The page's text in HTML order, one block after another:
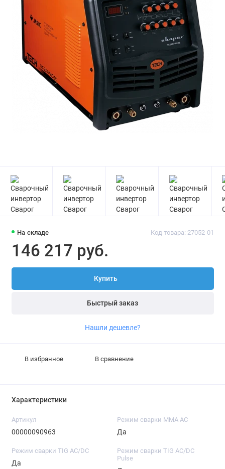
Реостаты балластные
Механизмы подачи проволоки для
полуавтомата
Аппараты для сварки полипропиленовых
труб
Оборудование для термической резки
Комплектующие для сварочного
На складе Код товара: 27052-01
146 217 руб.
Купить
Быстрый заказ
Нашли дешевле?
В избранное В сравнение
Характеристики
Артикул
00000090963
Режим сварки MMA AC
Да
Режим сварки TIG AC/DC
Да
Режим сварки TIG AC/DC
Pulse